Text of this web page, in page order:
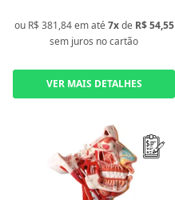
ou R$ 381,84em até7xde R$ 54,55
sem juros no cartão
VER MAIS DETALHES